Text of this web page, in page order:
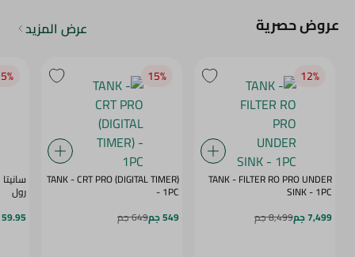
عروض حصرية عرض المزيد
12‎%‎
TANK - FILTER RO PRO UNDER
SINK - 1PC
7,499 جم
8,499 جم
15‎%‎
TANK - CRT PRO (DIGITAL TIMER)
- 1PC
549 جم
649 جم
رول
59.95 جم